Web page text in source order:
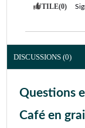
UTILE(0)
DISCUSSIONS (0)
Questions
Café en